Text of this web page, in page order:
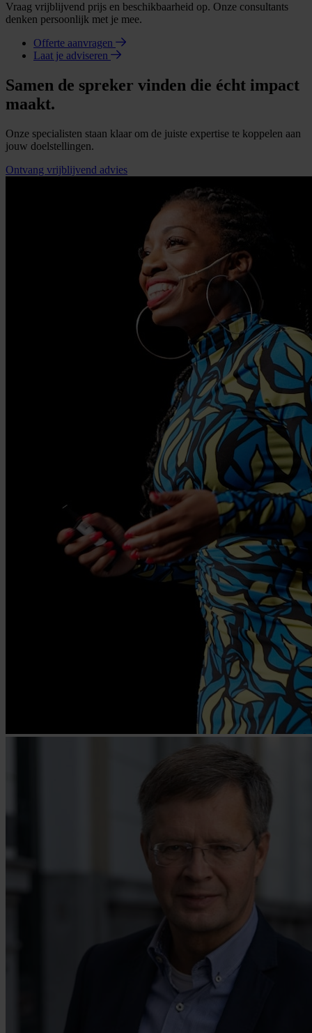
Vraag vrijblijvend prijs en beschikbaarheid op. Onze consultants
denken persoonlijk met je mee.
Offerte aanvragen
Laat je adviseren
Samen de spreker vinden die écht impact
maakt.
Onze specialisten staan klaar om de juiste expertise te koppelen aan
jouw doelstellingen.
Ontvang vrijblijvend advies